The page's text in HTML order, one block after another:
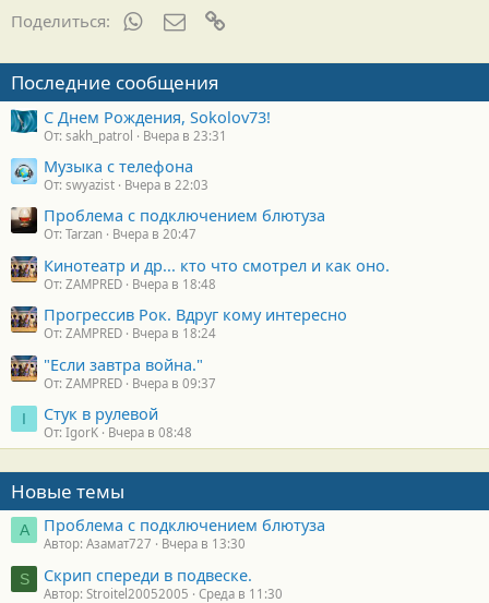
Поделиться: WhatsAppЭлектронная почта
Последние сообщения
С Днем Рождения, Sokolov73!
От: sakh_patrol Вчера в 23:31
Музыка с телефона
От: swyazist Вчера в 22:03
Проблема с подключением блютуза
От: Tarzan Вчера в 20:47
Кинотеатр и др... кто что смотрел и как оно.
От: ZAMPRED Вчера в 18:48
Прогрессив Рок. Вдруг кому интересно
От: ZAMPRED Вчера в 18:24
"Если завтра война."
От: ZAMPRED Вчера в 09:37
I Стук в рулевой
От: IgorK Вчера в 08:48
Новые темы
А Проблема с подключением блютуза
Автор: Азамат727 Вчера в 13:30
S Скрип спереди в подвеске.
Автор: Stroitel20052005 Среда в 11:30